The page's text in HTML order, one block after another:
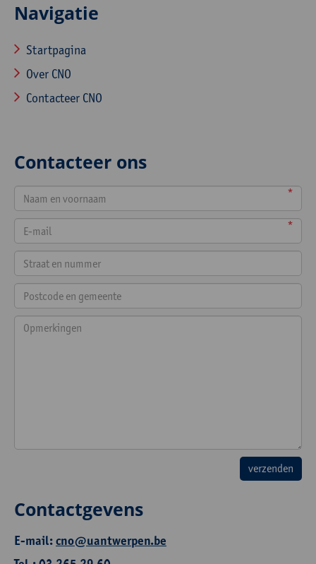
Navigatie
Startpagina
Over CNO
Contacteer CNO
Contacteer ons
*
*
Contactgevens
E-mail:cno@uantwerpen.be